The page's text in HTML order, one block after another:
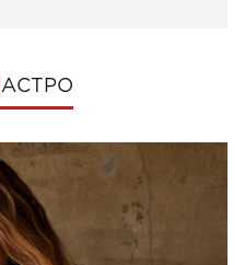
АСТРО